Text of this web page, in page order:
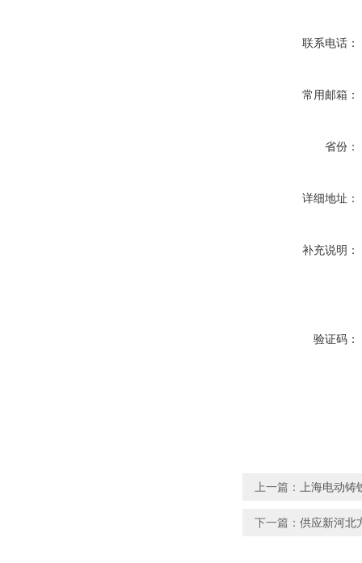
联系电话：
常用邮箱：
省份：
详细地址：
补充说明：
验证码：
上一篇： 上海电动铸
下一篇： 供应新河北